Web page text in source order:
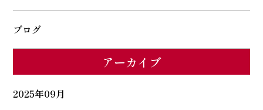
ブログ
アーカイブ
2025年09月